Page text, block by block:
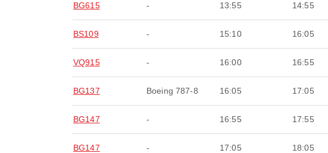
BG615 - 13:55 14:55
BS109 - 15:10 16:05
VQ915 - 16:00 16:55
BG137 Boeing 787-8 16:05 17:05
BG147 - 16:55 17:55
BG147 - 17:05 18:05